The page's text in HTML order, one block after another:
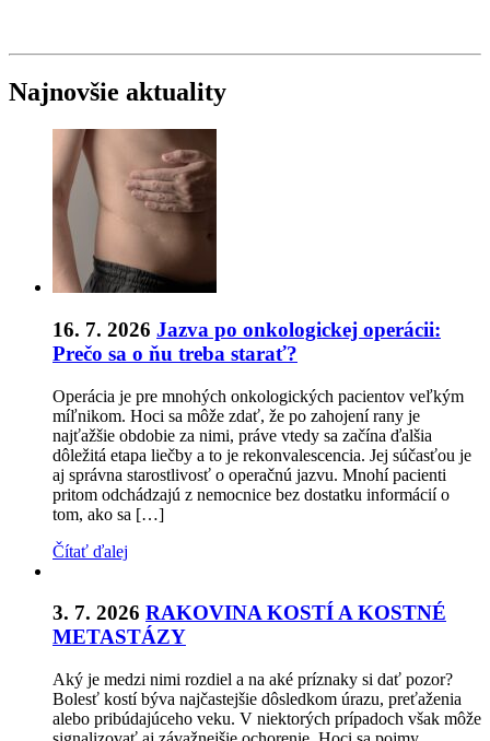
Najnovšie aktuality
16. 7. 2026 Jazva po onkologickej operácii:
Prečo sa o ňu treba starať?
Operácia je pre mnohých onkologických pacientov veľkým
míľnikom. Hoci sa môže zdať, že po zahojení rany je
najťažšie obdobie za nimi, práve vtedy sa začína ďalšia
dôležitá etapa liečby a to je rekonvalescencia. Jej súčasťou je
aj správna starostlivosť o operačnú jazvu. Mnohí pacienti
pritom odchádzajú z nemocnice bez dostatku informácií o
tom, ako sa […]
Čítať ďalej
3. 7. 2026 RAKOVINA KOSTÍ A KOSTNÉ
METASTÁZY
Aký je medzi nimi rozdiel a na aké príznaky si dať pozor?
Bolesť kostí býva najčastejšie dôsledkom úrazu, preťaženia
alebo pribúdajúceho veku. V niektorých prípadoch však môže